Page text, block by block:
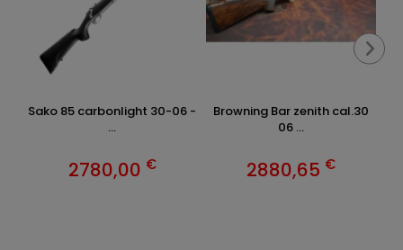
Sako 85 carbonlight 30-06 -
...
2780,00 €
Browning Bar zenith cal.30
06 ...
2880,65 €